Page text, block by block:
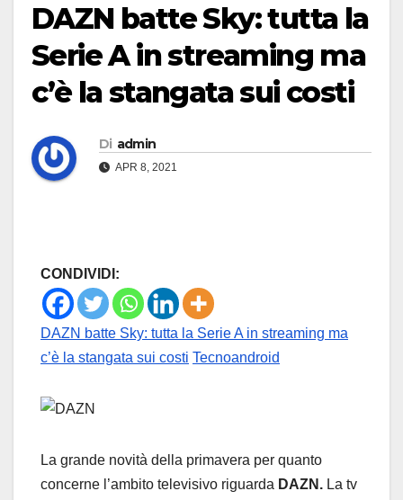
DAZN batte Sky: tutta la
Serie A in streaming ma
c’è la stangata sui costi
Di admin
APR 8, 2021
CONDIVIDI:
DAZN batte Sky: tutta la Serie A in streaming ma
c’è la stangata sui costi Tecnoandroid
La grande novità della primavera per quanto
concerne l’ambito televisivo riguarda DAZN. La tv